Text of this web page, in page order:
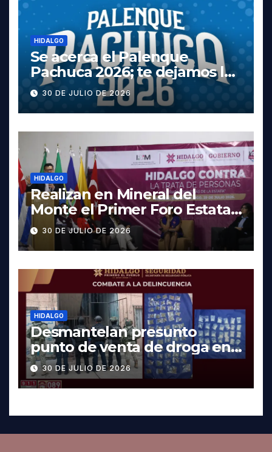
HIDALGO
Se acerca el Palenque
Pachuca 2026; te dejamos la
cartelera completa, las
fechas y los precios
30 DE JULIO DE 2026
HIDALGO
Realizan en Mineral del
Monte el Primer Foro Estatal
contra la Trata de Personas
30 DE JULIO DE 2026
HIDALGO
Desmantelan presunto
punto de venta de droga en
Pachuca; hay dos detenidos
30 DE JULIO DE 2026